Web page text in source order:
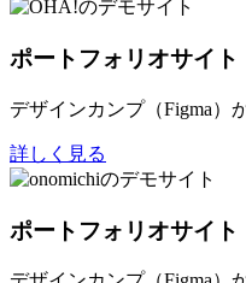
ポートフォリオサイト
デザインカンプ（Figma）
詳しく見る
ポートフォリオサイト